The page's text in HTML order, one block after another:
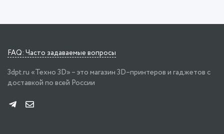
FAQ: Часто задаваемые вопросы
3dpt.ru «Техно 3D» – это магазин 3D–принтеров и гаджетов с
доставкой по всей России